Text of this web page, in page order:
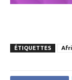
ÉTIQUETTES